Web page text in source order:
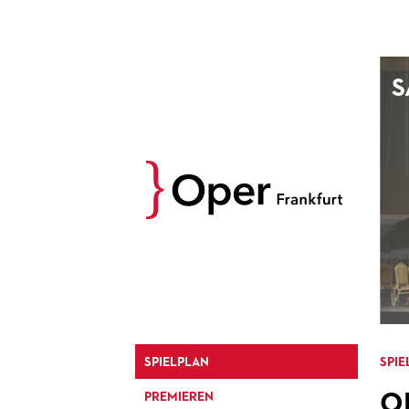
10
11
18 19
SPIELPLAN
PREMIEREN